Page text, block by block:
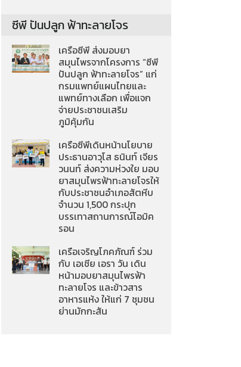
ซีพี ปันปลูก ฟ้าทะลายโจร
เครือซีพี ส่งมอบยา
สมุนไพรจากโครงการ “ซีพี
ปันปลูก ฟ้าทะลายโจร” แก่
กรมแพทย์แผนไทยและ
แพทย์ทางเลือก เพื่อแจก
จ่ายประชาชนเสริม
ภูมิคุ้มกัน
เครือซีพีเดินหน้านโยบาย
ประธานอาวุโส ธนินท์ เจียร
วนนท์ ส่งความห่วงใย มอบ
ยาสมุนไพรฟ้าทะลายโจรให้
กับประชาชนอำเภอสัตหีบ
จำนวน 1,500 กระปุก
บรรเทาสถานการณ์โอมิค
รอน
เครือเจริญโภคภัณฑ์ ร่วม
กับ เอเชีย เอรา วัน เดิน
หน้ามอบยาสมุนไพรฟ้า
ทะลายโจร และข้าวสาร
อาหารแห้ง ให้แก่ 7 ชุมชน
ย่านมักกะสัน